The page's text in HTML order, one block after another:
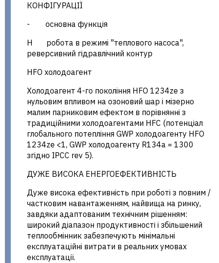
КОНФІГУРАЦІЇ
- основна функція
Н робота в режимі "теплового насоса",
реверсивний гідравлічний контур
HFO холодоагент
Холодоагент 4-го покоління HFO 1234ze з
нульовим впливом на озоновий шар і мізерно
малим парниковим ефектом в порівнянні з
традиційними холодоагентами HFC (потенціал
глобального потепління GWP холодоагенту HFO
1234ze <1, GWP холодоагенту R134a = 1300
згідно IPCC rev 5).
ДУЖЕ ВИСОКА ЕНЕРГОЕФЕКТИВНІСТЬ
Дуже висока ефективність при роботі з повним /
частковим навантаженням, найвища на ринку,
завдяки адаптованим технічним рішенням:
широкий діапазон продуктивності і збільшений
теплообмінник забезпечують мінімальні
експлуатаційні витрати в реальних умовах
експлуатації.